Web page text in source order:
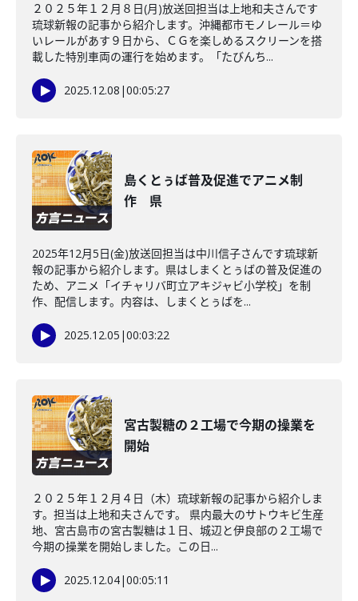
２０２５年１２月８日(月)放送回担当は上地和夫さんです
琉球新報の記事から紹介します。沖縄都市モノレール＝ゆ
いレールがあす９日から、ＣＧを楽しめるスクリーンを搭
載した特別車両の運行を始めます。「たびんち...
2025.12.08 |00:05:27
島くとぅば普及促進でアニメ制
作 県
2025年12月5日(金)放送回担当は中川信子さんです琉球新
報の記事から紹介します。県はしまくとぅばの普及促進の
ため、アニメ「イチャリバ町立アキジャビ小学校」を制
作、配信します。内容は、しまくとぅばを...
2025.12.05 |00:03:22
宮古製糖の２工場で今期の操業を
開始
２０２５年１２月４日（木）琉球新報の記事から紹介しま
す。担当は上地和夫さんです。 県内最大のサトウキビ生産
地、宮古島市の宮古製糖は１日、城辺と伊良部の２工場で
今期の操業を開始しました。この日...
2025.12.04|00:05:11